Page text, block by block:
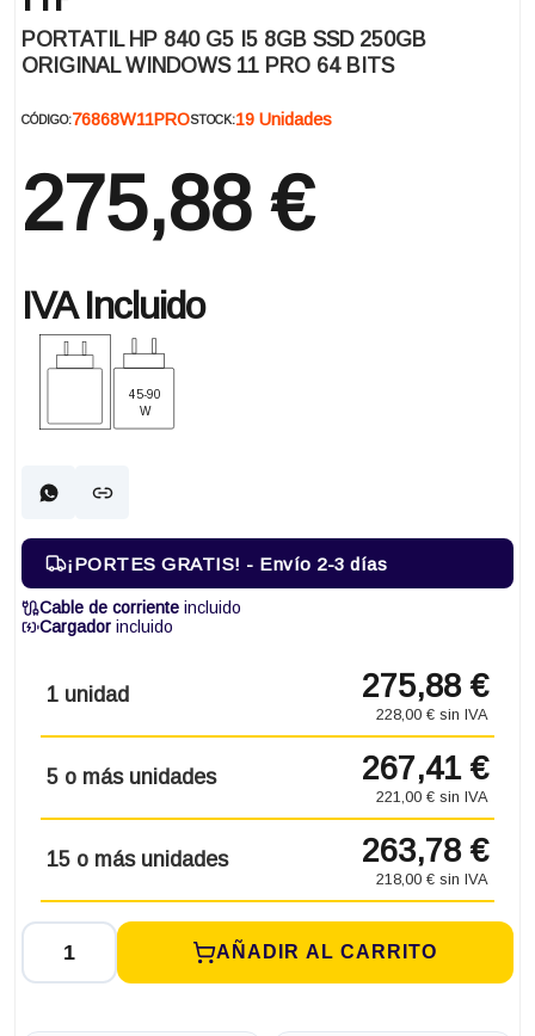
PORTATIL HP 840 G5 I5 8GB SSD 250GB
ORIGINAL WINDOWS 11 PRO 64 BITS
CÓDIGO:76868W11PROSTOCK:19 Unidades
275,88 €
IVA Incluido
45-90
W
¡PORTES GRATIS! - Envío 2-3 días
Cable de corriente incluido
Cargador incluido
1 unidad 275,88 €
228,00 € sin IVA
5 o más unidades 267,41 €
221,00 € sin IVA
15 o más unidades 263,78 €
218,00 € sin IVA
AÑADIR AL CARRITO